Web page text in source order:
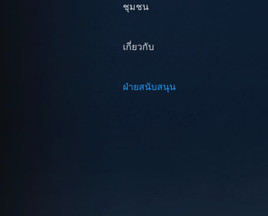
ชุมชน
เกี่ยวกับ
ฝ่ายสนับสนุน